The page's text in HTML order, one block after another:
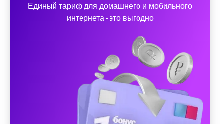
Единый тариф для домашнего и мобильного
интернета - это выгодно